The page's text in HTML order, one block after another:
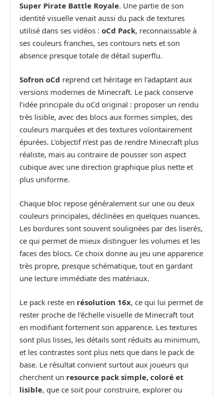
Super Pirate Battle Royale. Une partie de son
identité visuelle venait aussi du pack de textures
utilisé dans ses vidéos : oCd Pack, reconnaissable à
ses couleurs franches, ses contours nets et son
absence presque totale de détail superflu.
Sofron oCd reprend cet héritage en l’adaptant aux
versions modernes de Minecraft. Le pack conserve
l’idée principale du oCd original : proposer un rendu
très lisible, avec des blocs aux formes simples, des
couleurs marquées et des textures volontairement
épurées. L’objectif n’est pas de rendre Minecraft plus
réaliste, mais au contraire de pousser son aspect
cubique avec une direction graphique plus nette et
plus uniforme.
Chaque bloc repose généralement sur une ou deux
couleurs principales, déclinées en quelques nuances.
Les bordures sont souvent soulignées par des liserés,
ce qui permet de mieux distinguer les volumes et les
faces des blocs. Ce choix donne au jeu une apparence
très propre, presque schématique, tout en gardant
une lecture immédiate des matériaux.
Le pack reste en résolution 16x, ce qui lui permet de
rester proche de l’échelle visuelle de Minecraft tout
en modifiant fortement son apparence. Les textures
sont plus lisses, les détails sont réduits au minimum,
et les contrastes sont plus nets que dans le pack de
base. Le résultat convient surtout aux joueurs qui
cherchent un resource pack simple, coloré et
lisible, que ce soit pour construire, explorer ou